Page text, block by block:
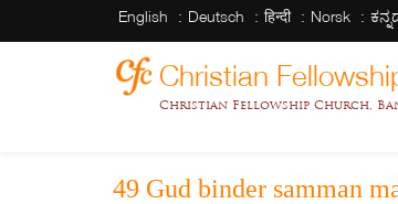
English Deutsch हिन्दी Norsk
Christian
Christian Fellowship Church,
49 Gud binder samman